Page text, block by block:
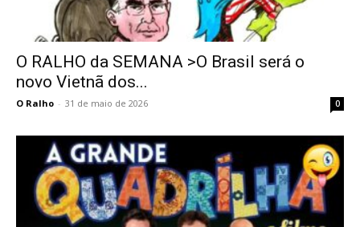
O RALHO da SEMANA >O Brasil será o
novo Vietnã dos...
O Ralho - 31 de maio de 2026 0